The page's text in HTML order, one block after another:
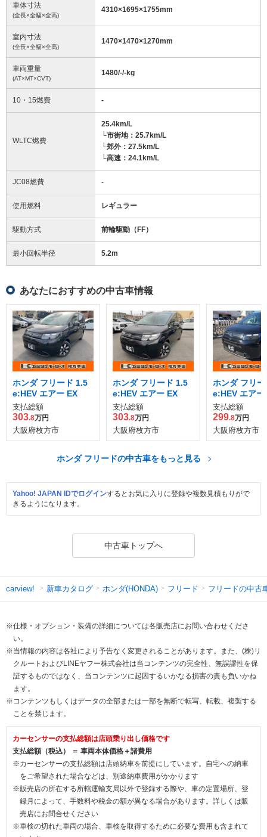
車体寸法
(全長×全幅×全高)
4310×1695×1755mm
室内寸法
(全長×全幅×全高)
1470×1470×1270mm
車両重量
(AT×MT×CVT)
1480/-/-kg
10・15燃費 -
WLTC燃費
25.4km/L
└市街地：25.7km/L
└郊外：27.5km/L
└高速：24.1km/L
JC08燃費 -
使用燃料 レギュラー
駆動方式 前輪駆動（FF）
最小回転半径 5.2m
あなたにおすすめの中古車情報
ホンダ フリード 1.5
e:HEV エアー EX
支払総額
303.8万円
大阪府枚方市
ホンダ フリード 1.5
e:HEV エアー EX
支払総額
303.8万円
大阪府枚方市
ホンダ フリ
e:HEV エアー
支払総額
299.8万円
大阪府枚方市
ホンダ フリードの中古車をもっと見る
Yahoo! JAPAN IDでログインするとお気に入りに登録や複数見積もりがで
きるようになります。
中古車トップへ
carview! 新車カタログ ホンダ(HONDA) フリード フリードの中古
※仕様・オプション・装備の詳細については各販売店にお問い合わせくださ
い。
※当情報の内容は各社により予告なく変更されることがあります。また、(株)リ
クルートおよびLINEヤフー株式会社は当コンテンツの完全性、無誤謬性を保
証するものではなく、当コンテンツに起因するいかなる損害の責も負いかね
ます。
※コンテンツもしくはデータの全部または一部を無断で転写、転載、複製する
ことを禁じます。
カーセンサーの支払総額は店頭乗り出し価格です
支払総額（税込） ＝ 車両本体価格＋諸費用
※カーセンサーの支払総額は店頭納車を前提にしています。自宅への納車
をご希望された場合などは、別途納車費用がかかります
※販売店の所在する所轄運輸支局以外で登録する際や、車の定置場所、登
録月によって、手数料や税金の額が異なる場合があります。詳しくは販
売店にお問合せください
※車検の切れた車両の場合、車検を取得するために必要な費用も含まれて